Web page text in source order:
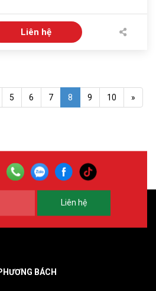
Liên hệ
5 6 7 8 9 10 »
Liên hệ
BÁCH